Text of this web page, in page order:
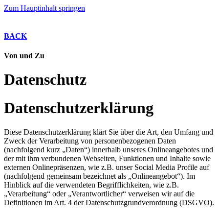
Zum Hauptinhalt springen
BACK
Von und Zu
Datenschutz
Datenschutzerklärung
Diese Datenschutzerklärung klärt Sie über die Art, den Umfang und
Zweck der Verarbeitung von personenbezogenen Daten
(nachfolgend kurz „Daten“) innerhalb unseres Onlineangebotes und
der mit ihm verbundenen Webseiten, Funktionen und Inhalte sowie
externen Onlinepräsenzen, wie z.B. unser Social Media Profile auf
(nachfolgend gemeinsam bezeichnet als „Onlineangebot“). Im
Hinblick auf die verwendeten Begrifflichkeiten, wie z.B.
„Verarbeitung“ oder „Verantwortlicher“ verweisen wir auf die
Definitionen im Art. 4 der Datenschutzgrundverordnung (DSGVO).